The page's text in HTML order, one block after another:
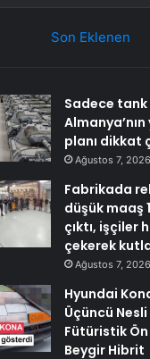
Son Eklenen
Sadece tank
planı dikkat
Ağustos 7, 2026
Fabrikada
düşük maaş
çıktı, işçiler
çekerek
Ağustos 7, 2026
Hyundai
Üçüncü Nesli
Fütüristik Ön
Beygir Hibrit